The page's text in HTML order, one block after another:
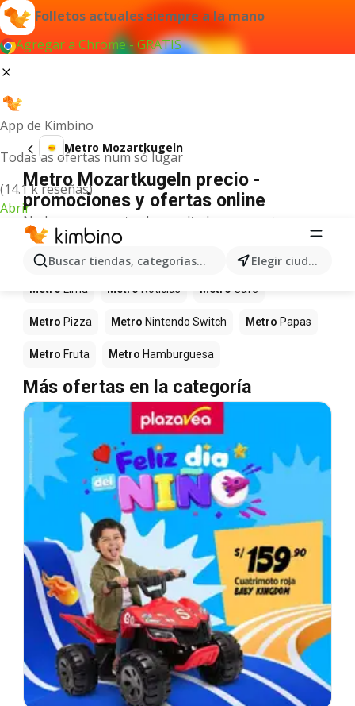
Folletos actuales siempre a la mano
Agregar a Chrome - GRATIS
App de Kimbino
Todas as ofertas num só lugar
(14.1 k reseñas)
Abrir
Buscar tiendas, categorías, productos... Elegir ciudad
Metro Mozartkugeln
Metro Mozartkugeln precio -
promociones y ofertas online
No hemos encontrado resultados para este
término.
Más productos en tiendas Metro
Metro Lima Metro Noticias Metro Café
Metro Pizza Metro Nintendo Switch Metro Papas
Metro Fruta Metro Hamburguesa
Más ofertas en la categoría